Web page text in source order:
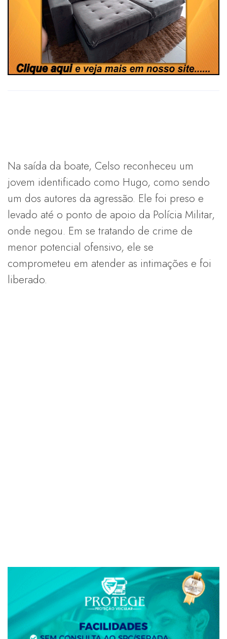
Na saída da boate, Celso reconheceu um
jovem identificado como Hugo, como sendo
um dos autores da agressão. Ele foi preso e
levado até o ponto de apoio da Polícia Militar,
onde negou. Em se tratando de crime de
menor potencial ofensivo, ele se
comprometeu em atender as intimações e foi
liberado.